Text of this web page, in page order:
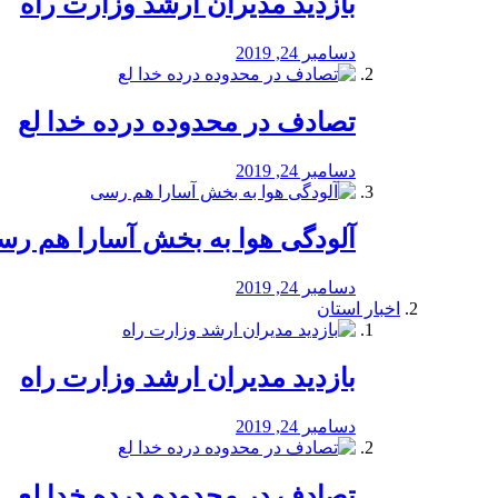
دسامبر 24, 2019
تصادف در محدوده درده خدا لع
دسامبر 24, 2019
آلودگی هوا به بخش آسارا هم
دسامبر 24, 2019
اخبار استان
بازدید مدیران ارشد وزارت راه
دسامبر 24, 2019